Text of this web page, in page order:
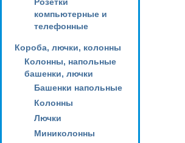
компьютерные и
телефонные
Короба, лючки, колонны
Колонны, напольные
башенки, лючки
Башенки напольные
Колонны
Лючки
Миниколонны